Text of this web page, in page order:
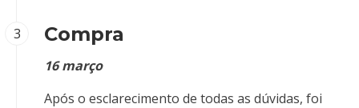
3 Compra
16 março
Após o esclarecimento de todas as dúvidas, foi